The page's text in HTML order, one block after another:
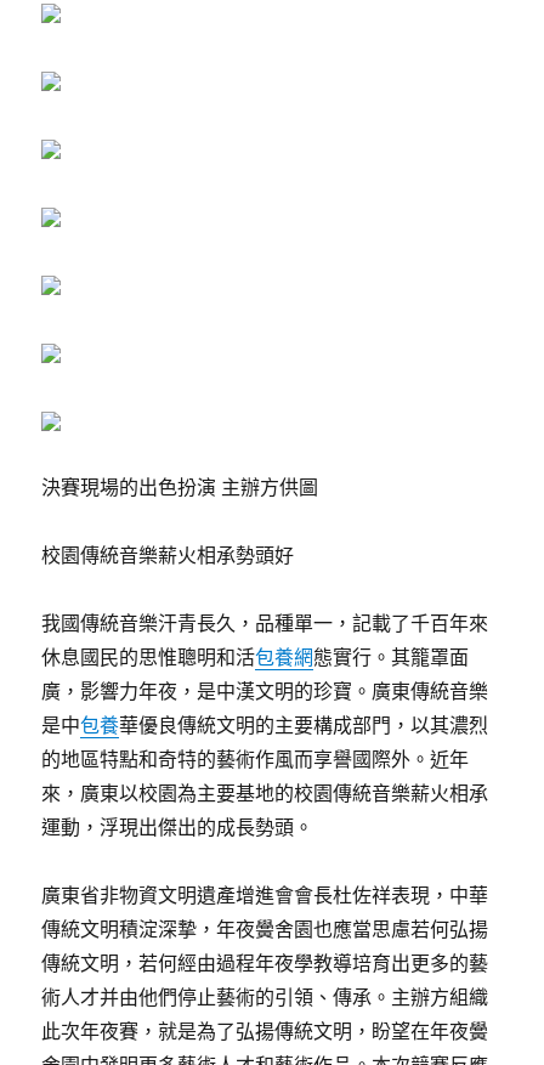
決賽現場的出色扮演 主辦方供圖
校園傳統音樂薪火相承勢頭好
我國傳統音樂汗青長久，品種單一，記載了千百年來
休息國民的思惟聰明和活包養網態實行。其籠罩面
廣，影響力年夜，是中漢文明的珍寶。廣東傳統音樂
是中包養華優良傳統文明的主要構成部門，以其濃烈
的地區特點和奇特的藝術作風而享譽國際外。近年
來，廣東以校園為主要基地的校園傳統音樂薪火相承
運動，浮現出傑出的成長勢頭。
廣東省非物資文明遺產增進會會長杜佐祥表現，中華
傳統文明積淀深摯，年夜黌舍園也應當思慮若何弘揚
傳統文明，若何經由過程年夜學教導培育出更多的藝
術人才并由他們停止藝術的引領、傳承。主辦方組織
此次年夜賽，就是為了弘揚傳統文明，盼望在年夜黌